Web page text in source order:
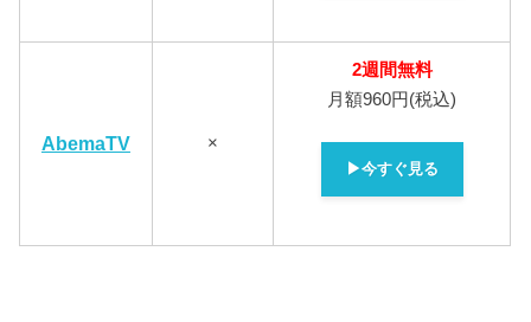
AbemaTV ×
2週間無料
月額960円(税込)
▶今すぐ見る